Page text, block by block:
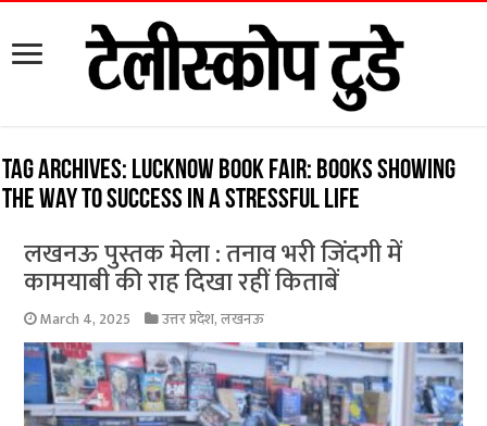
Tag Archives: Lucknow Book Fair: Books showing
the way to success in a stressful life
लखनऊ पुस्तक मेला : तनाव भरी जिंदगी में
कामयाबी की राह दिखा रहीं किताबें
March 4, 2025 उत्तर प्रदेश,लखनऊ